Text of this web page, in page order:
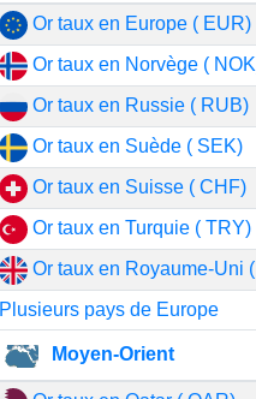
Or taux en Europe ( EUR)
Or taux en Norvège (
Or taux en Russie ( RUB)
Or taux en Suède ( SEK)
Or taux en Suisse ( CHF)
Or taux en Turquie ( TRY)
Or taux en Royaume-Uni
Plusieurs pays de Europe
Moyen-Orient